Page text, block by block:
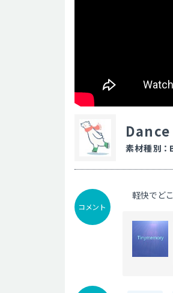
素材種別 ：
コメント
軽快でど